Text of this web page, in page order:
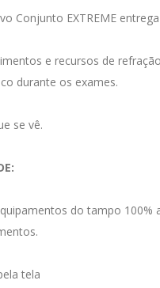
Conjunto EXTREME
e recursos de
durante os exames.
se vê.
do tampo 100%
tela